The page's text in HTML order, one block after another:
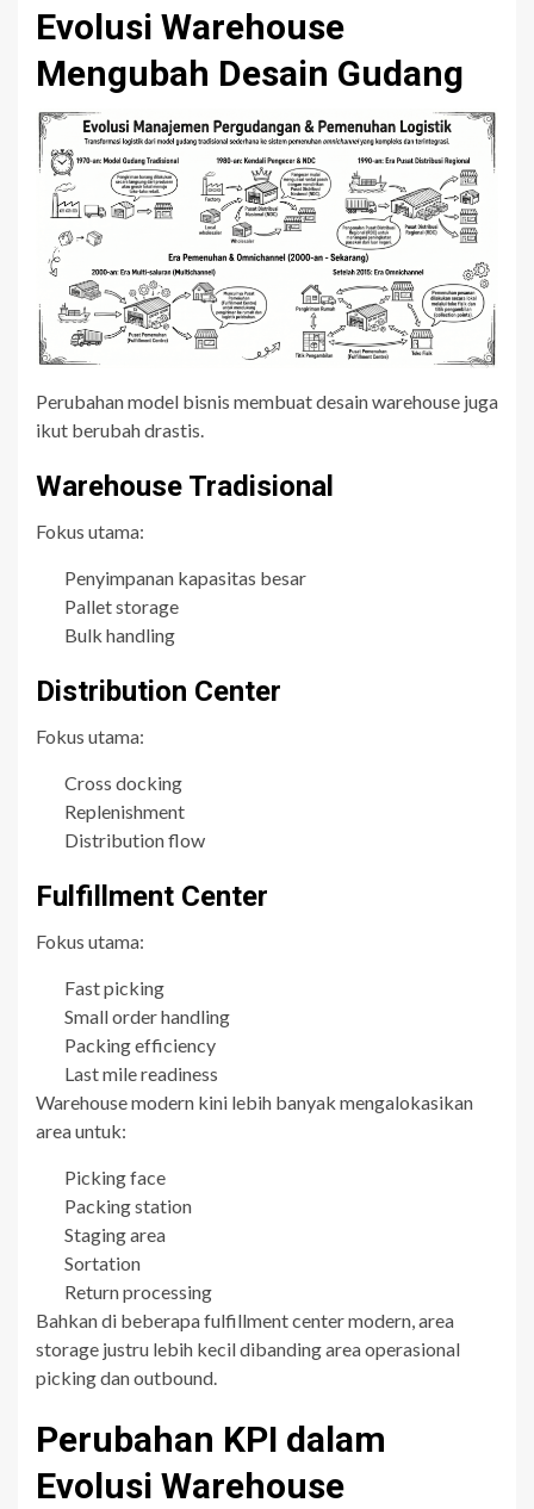
Evolusi Warehouse
Mengubah Desain Gudang
Perubahan model bisnis membuat desain warehouse juga
ikut berubah drastis.
Warehouse Tradisional
Fokus utama:
Penyimpanan kapasitas besar
Pallet storage
Bulk handling
Distribution Center
Fokus utama:
Cross docking
Replenishment
Distribution flow
Fulfillment Center
Fokus utama:
Fast picking
Small order handling
Packing efficiency
Last mile readiness
Warehouse modern kini lebih banyak mengalokasikan
area untuk:
Picking face
Packing station
Staging area
Sortation
Return processing
Bahkan di beberapa fulfillment center modern, area
storage justru lebih kecil dibanding area operasional
picking dan outbound.
Perubahan KPI dalam
Evolusi Warehouse